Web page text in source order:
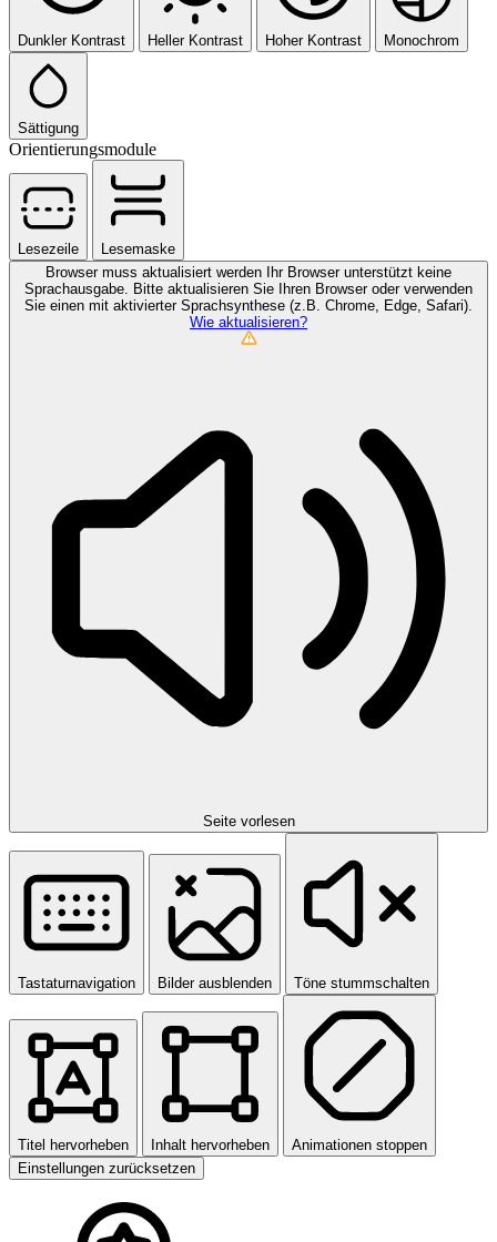
Dunkler Kontrast Heller Kontrast Hoher Kontrast Monochrom
Sättigung
Orientierungsmodule
Lesezeile
Lesemaske
Browser muss aktualisiert werden
Ihr Browser unterstützt keine
Sprachausgabe. Bitte aktualisieren Sie Ihren Browser oder verwenden
Sie einen mit aktivierter Sprachsynthese (z.B. Chrome, Edge, Safari).
Wie aktualisieren?
Seite vorlesen
Tastaturnavigation Bilder ausblenden Töne stummschalten
Titel hervorheben Inhalt hervorheben
Animationen stoppen
Einstellungen zurücksetzen